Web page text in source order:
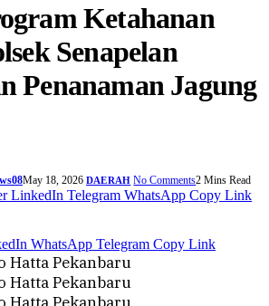
Ketahanan
Senapelan
Penanaman Jagung
May 18, 2026 DAERAH No Comments2 Mins Read
LinkedIn Telegram WhatsApp Copy Link
WhatsApp Telegram Copy Link